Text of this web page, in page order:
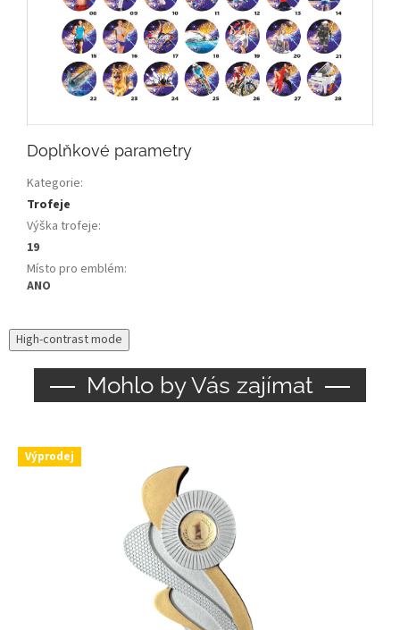
Doplňkové parametry
Kategorie:
Trofeje
Výška trofeje:
19
Místo pro emblém:
ANO
High-contrast mode
Mohlo by Vás zajímat
Výprodej